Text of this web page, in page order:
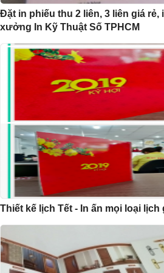
Đặt in phiếu thu 2 liên, 3 liên giá
xưởng In Kỹ Thuật Số TPHCM
Thiết kế lịch Tết - In ấn mọi loại lịch